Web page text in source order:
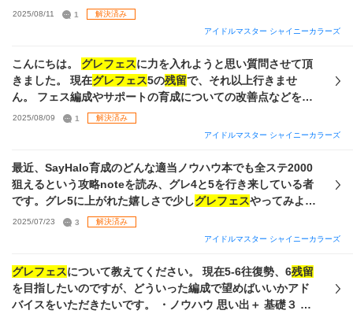
ょうか ■Halo三種（歌姫、プロダンサー、トップモデル）の
発動条件 「前ターンと異なるジャンルのアピール」のに関す
のようなときに発動するのは分かるのですが ①1ターン目
「ALL」2ターン目[Da」（「ALL」例は真乃の【はるかな
る】） ②1ターン目「Da&Vi」2ターン目[Vo」（「Da&Vi」
出」2ターン目[Vo」 のような場合はどのように発動するので
しょうか また、③でも発動する場合Vo→思い出→Voで3ター
いただければ幸いです。
2025/08/11 1
解決済み
アイドルマスター シャイニーカラーズ
こんにちは。 グレフェスに力を入れようと思い質問させて頂
きました。 現在グレフェス5の残留で、それ以上行きませ
ん。 フェス編成やサポートの育成についての改善点などを教
えてくれると幸いです。 回答お待ちしております。 ※画像見
2025/08/09 1
解決済み
アイドルマスター シャイニーカラーズ
最近、SayHalo育成のどんな適当ノウハウ本でも全ステ2000
狙えるという攻略noteを読み、グレ4と5を行き来している者
です。グレ5に上がれた嬉しさで少しグレフェスやってみよう
かな〜と樹里Pなので放クラで編成を組んだりしているのです
が難しく、ずっと放置して
サイトやnote、攻略動画を見ていたのですが、GRADでの周
回方法やSTEPノウハウ圧縮・濃縮・剥がし？などイマイチ理
解できず、質問してみようと思い至りました。以下、知りた
2025/07/23 3
解決済み
アイドルマスター シャイニーカラーズ
グレフェスについて教えてください。 現在5-6往復勢、6残留
を目指したいのですが、どういった編成で望めばいいかアド
バイスをいただきたいです。 ・ノウハウ 思い出＋ 基礎３ オ